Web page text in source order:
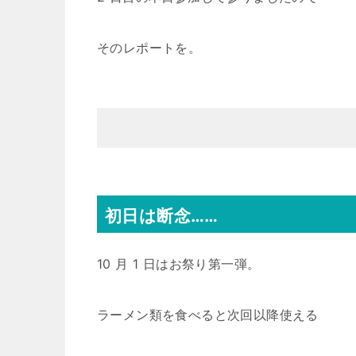
そのレポートを。
初日は断念……
10 月 1 日はお祭り第一弾。
ラーメン類を食べると次回以降使える